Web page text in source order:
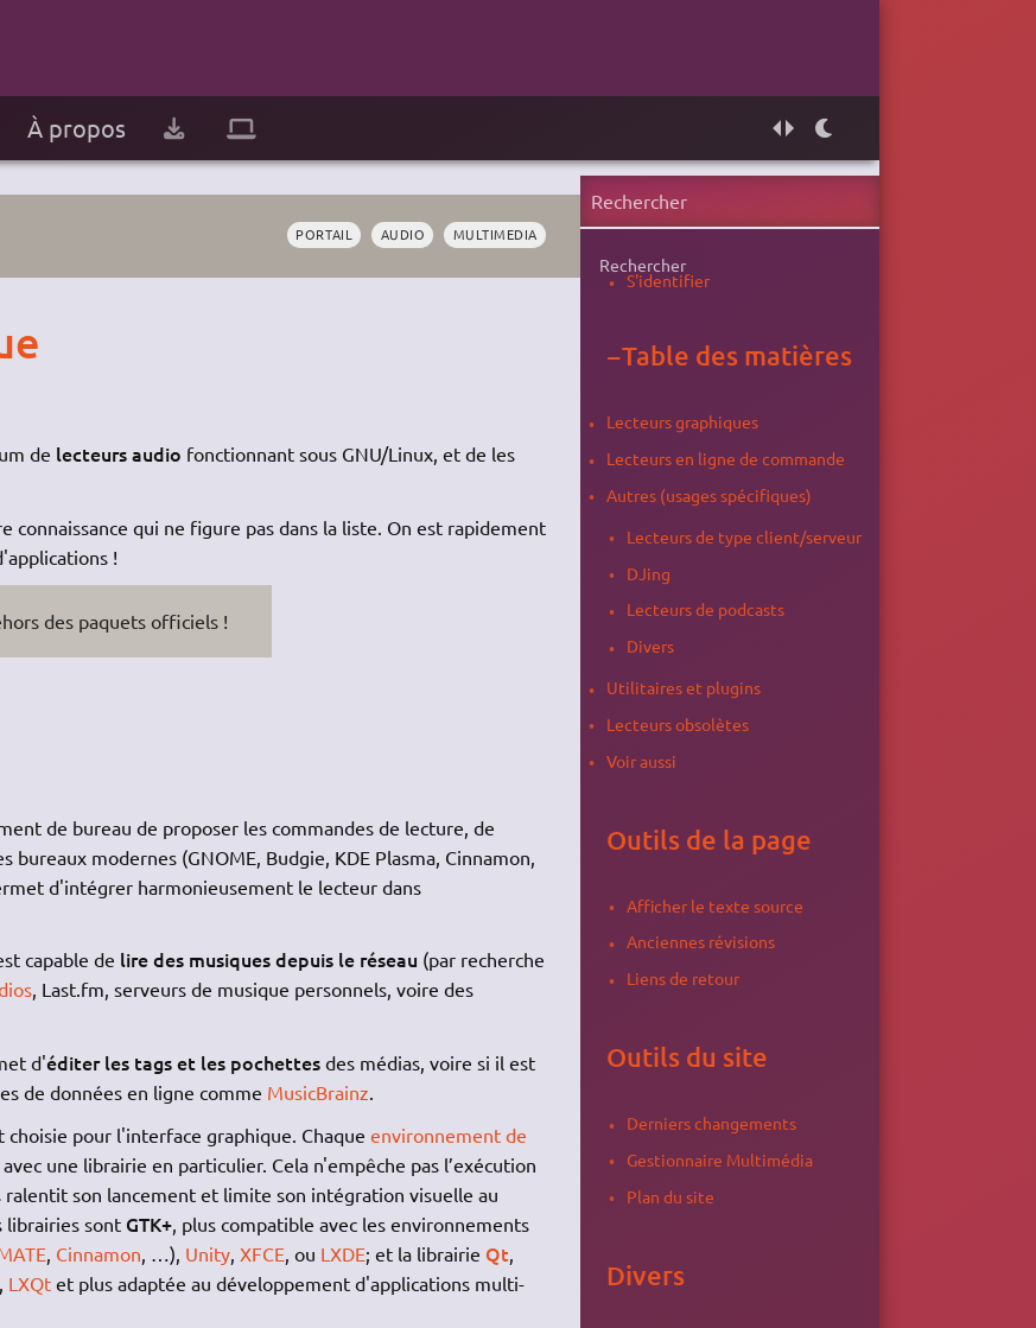
À propos
PORTAIL AUDIO MULTIMEDIA
de lecteurs audio fonctionnant sous GNU/Linux, et de les
qui ne figure pas dans la liste. On est rapidement
!
des paquets officiels !
de bureau de proposer les commandes de lecture, de
modernes (GNOME, Budgie, KDE Plasma, Cinnamon,
d'intégrer harmonieusement le lecteur dans
capable de lire des musiques depuis le réseau (par recherche
, Last.fm, serveurs de musique personnels, voire des
d'éditer les tags et les pochettes des médias, voire si il est
de données en ligne comme MusicBrainz
pour l'interface graphique. Chaqueenvironnement de
une librairie en particulier. Cela n'empêche pas l’exécution
son lancement et limite son intégration visuelle au
librairies sontGTK+ , plus compatible avec les environnements
Cinnamon , …), Unity ,XFCE , ou LXDE; et la librairie Qt
LXQt et plus adaptée au développement d'applications multi-
Rechercher
S'identifier
−Table des matières
Lecteurs graphiques
Lecteurs en ligne de commande
Autres (usages spécifiques)
Lecteurs de type client/serveur
DJing
Lecteurs de podcasts
Divers
Utilitaires et plugins
Lecteurs obsolètes
Voir aussi
Outils de la page
Afficher le texte source
Anciennes révisions
Liens de retour
Outils du site
Derniers changements
Gestionnaire Multimédia
Plan du site
Divers